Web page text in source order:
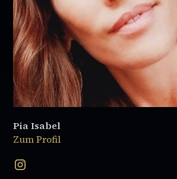
Pia Isabel
Zum Profil